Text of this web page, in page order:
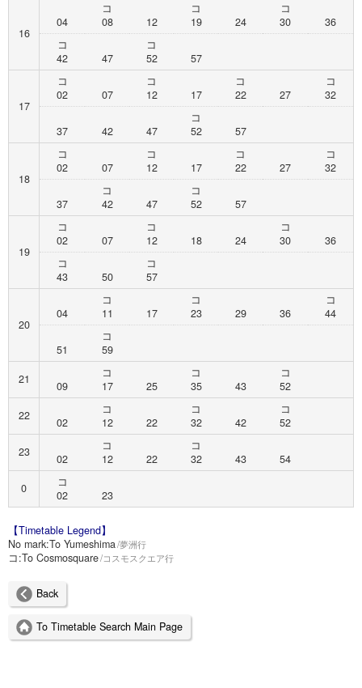
16
04
コ
08
12
コ
19
24
コ
30
36
コ
42
47
コ
52
57
17
コ
02
07
コ
12
17
コ
22
27
コ
32
37 42 47
コ
52
57
18
コ
02
07
コ
12
17
コ
22
27
コ
32
37
コ
42
47
コ
52
57
19
コ
02
07
コ
12
18 24
コ
30
36
コ
43
50
コ
57
20
04
コ
11
17
コ
23
29 36
コ
44
51
コ
59
21
09
コ
17
25
コ
35
43
コ
52
22
02
コ
12
22
コ
32
42
コ
52
23
02
コ
12
22
コ
32
43
54
0
コ
02
23
【Timetable Legend】
No mark:To Yumeshima 夢洲行
コ:To Cosmosquare コスモスクエア行
Back
To Timetable Search Main Page